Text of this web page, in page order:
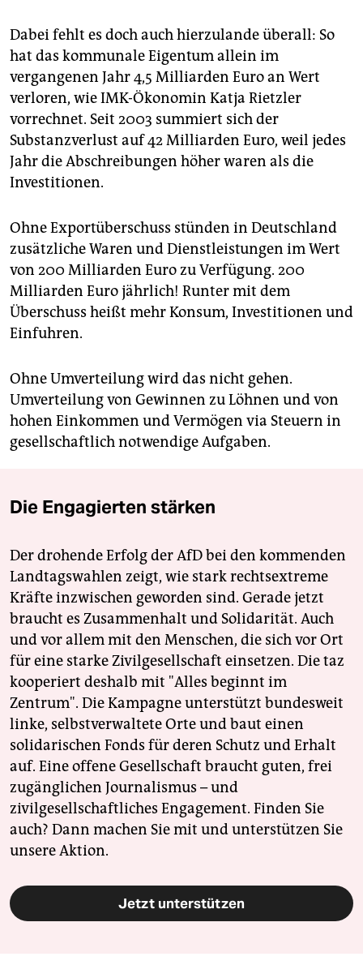
Dabei fehlt es doch auch hierzulande überall: So
hat das kommunale Eigentum allein im
vergangenen Jahr 4,5 Milliarden Euro an Wert
verloren, wie IMK-Ökonomin Katja Rietzler
vorrechnet. Seit 2003 summiert sich der
Substanzverlust auf 42 Milliarden Euro, weil jedes
Jahr die Abschreibungen höher waren als die
Investitionen.
Ohne Exportüberschuss stünden in Deutschland
zusätzliche Waren und Dienstleistungen im Wert
von 200 Milliarden Euro zu Verfügung. 200
Milliarden Euro jährlich! Runter mit dem
Überschuss heißt mehr Konsum, Investitionen und
Einfuhren.
Ohne Umverteilung wird das nicht gehen.
Umverteilung von Gewinnen zu Löhnen und von
hohen Einkommen und Vermögen via Steuern in
gesellschaftlich notwendige Aufgaben.
Die Engagierten stärken
Der drohende Erfolg der AfD bei den kommenden
Landtagswahlen zeigt, wie stark rechtsextreme
Kräfte inzwischen geworden sind. Gerade jetzt
braucht es Zusammenhalt und Solidarität. Auch
und vor allem mit den Menschen, die sich vor Ort
für eine starke Zivilgesellschaft einsetzen. Die taz
kooperiert deshalb mit "Alles beginnt im
Zentrum". Die Kampagne unterstützt bundesweit
linke, selbstverwaltete Orte und baut einen
solidarischen Fonds für deren Schutz und Erhalt
auf. Eine offene Gesellschaft braucht guten, frei
zugänglichen Journalismus – und
zivilgesellschaftliches Engagement. Finden Sie
auch? Dann machen Sie mit und unterstützen Sie
unsere Aktion.
Jetzt unterstützen